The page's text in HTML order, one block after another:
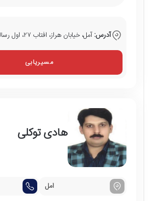
آدرس:آمل، خیابان هراز، افتاب ۲۷، اول رسالت
مسیریابی
هادی توکلی
امل